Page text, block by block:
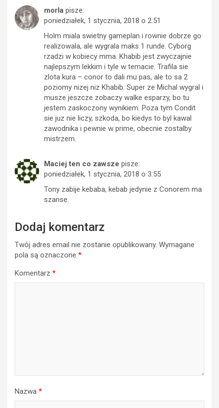
morla pisze:
poniedziałek, 1 stycznia, 2018 o 2:51
Holm miala swietny gameplan i rownie dobrze go
realizowala, ale wygrala maks 1 runde. Cyborg
rzadzi w kobiecy mma. Khabib jest zwyczajnie
najlepszym lekkim i tyle w temacie. Trafila sie
zlota kura – conor to dali mu pas, ale to sa 2
poziomy nizej niz Khabib. Super ze Michal wygral i
musze jeszcze zobaczy walke esparzy, bo tu
jestem zaskoczony wynikiem. Poza tym Condit
sie juz nie liczy, szkoda, bo kiedys to byl kawal
zawodnika i pewnie w prime, obecnie zostalby
mistrzem.
Maciej ten co zawsze pisze:
poniedziałek, 1 stycznia, 2018 o 3:55
Tony zabije kebaba, kebab jedynie z Conorem ma
szanse.
Dodaj komentarz
Twój adres email nie zostanie opublikowany. Wymagane
pola są oznaczone *
Komentarz *
Nazwa *